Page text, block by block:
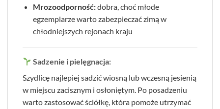
Mrozoodporność:dobra, choć młode
egzemplarze warto zabezpieczać zimą w
chłodniejszych rejonach kraju
Sadzenie i pielęgnacja:
Szydlicę najlepiej sadzić wiosną lub wczesną jesienią
w miejscu zacisznym i osłoniętym. Po posadzeniu
warto zastosować ściółkę, która pomoże utrzymać